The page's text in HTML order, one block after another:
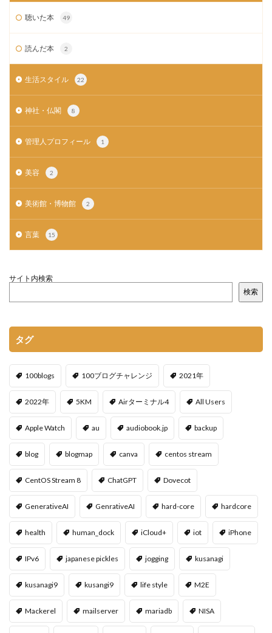
聴いた本 49
読んだ本 2
生活スタイル 22
神社・仏閣 8
管理人プロフィール 1
美容 2
美術館・博物館 2
言葉 15
サイト内検索
検索
タグ
100blogs 100ブログチャレンジ 2021年
2022年 5KM Airターミナル4 All Users
Apple Watch au audiobook.jp backup
blog blogmap canva centos stream
CentOS Stream 8 ChatGPT Dovecot
GenerativeAI GenrativeAI hard-core hardcore
health human_dock iCloud+ iot iPhone
IPv6 japanese pickles jogging kusanagi
kusanagi9 kusangi9 life style M2E
Mackerel mailserver mariadb NISA